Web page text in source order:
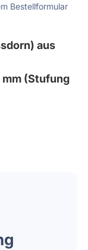
Bestellformular
aus
(Stufung